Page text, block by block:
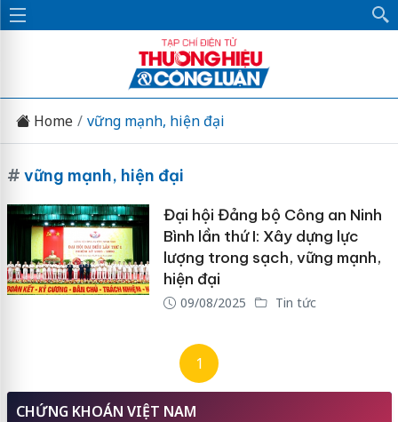
Home vững mạnh, hiện đại
# vững mạnh, hiện đại
Đại hội Đảng bộ Công an Ninh
Bình lần thứ I: Xây dựng lực
lượng trong sạch, vững mạnh,
hiện đại
09/08/2025 Tin tức
1
CHỨNG KHOÁN VIỆT NAM